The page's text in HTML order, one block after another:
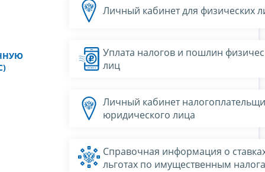
Личный кабинет для физических
Уплата налогов и пошлин
лиц
Личный кабинет
юридического лица
Справочная информация о
льготах по имущественным